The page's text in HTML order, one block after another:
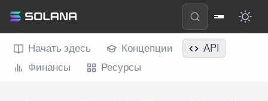
Начать здесь Концепции
API
Финансы
Ресурсы